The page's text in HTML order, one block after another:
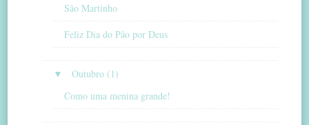
São Martinho
Feliz Dia do Pão por Deus
▼
Outubro (1)
Como uma menina grande!